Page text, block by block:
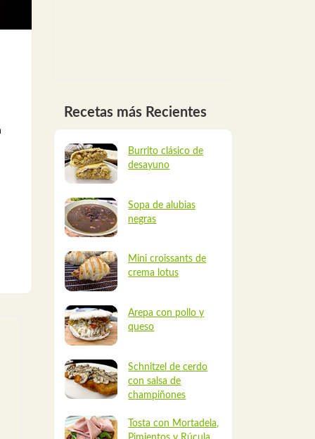
Recetas más Recientes
Burrito clásico de
desayuno
Sopa de alubias
negras
Mini croissants de
crema lotus
Arepa con pollo y
queso
Schnitzel de cerdo
con salsa de
champiñones
Tosta con Mortadela,